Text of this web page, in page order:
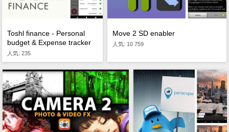
Toshl finance - Personal
budget & Expense tracker
人気: 235
Move 2 SD enabler
人気: 10 759